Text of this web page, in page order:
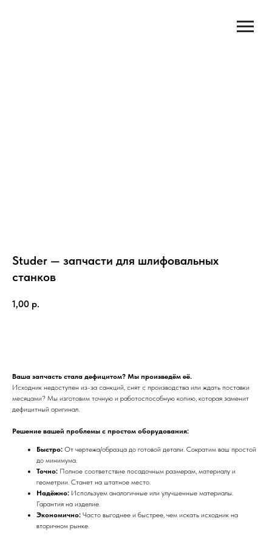
Studer — запчасти для шлифовальных
станков
1,00 р.
Ваша запчасть стала дефицитом? Мы произведём её.
Исходник недоступен из-за санкций, снят с производства или ждать поставки
месяцами? Мы изготовим точную и работоспособную копию, которая заменит
дефицитный оригинал.
Решение вашей проблемы с простом оборудования:
Быстро: От чертежа/образца до готовой детали. Сократим ваш простой
до минимума.
Точно: Полное соответствие посадочным размерам, материалу и
геометрии. Станет на штатное место.
Надёжно: Используем аналогичные или улучшенные материалы.
Гарантия на изделие.
Экономично: Часто выгоднее и быстрее, чем искать исходник на
вторичном рынке.
ОТЗЫВЫ О НАШЕЙ
ПРЕИМУЩЕСТВА